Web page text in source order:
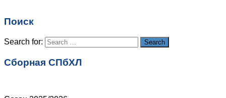
Поиск
Search for: Search
Сборная СПбХЛ